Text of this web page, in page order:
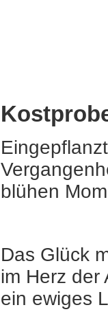
blühen
Das Glück
im Herz der
ein ewiges